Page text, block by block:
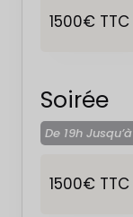
1500€ TTC
Soirée
De 19h Jusqu’à
1500€ TTC